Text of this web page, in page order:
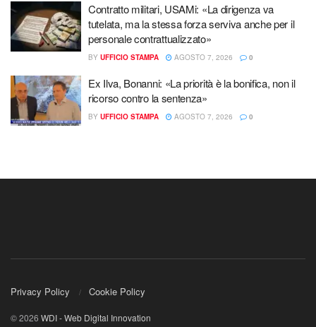
Contratto militari, USAMi: «La dirigenza va
tutelata, ma la stessa forza serviva anche per il
personale contrattualizzato»
BY UFFICIO STAMPA AGOSTO 7, 2026 0
Ex Ilva, Bonanni: «La priorità è la bonifica, non il
ricorso contro la sentenza»
BY UFFICIO STAMPA AGOSTO 7, 2026 0
Privacy Policy Cookie Policy
© 2026 WDI - Web Digital Innovation